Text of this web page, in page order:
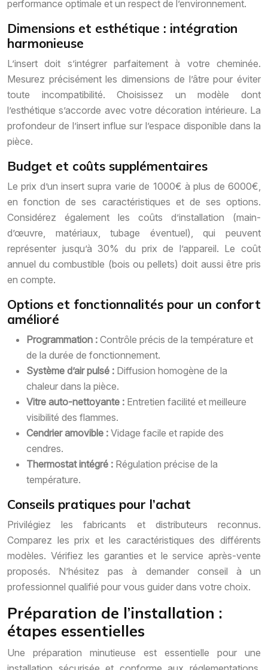
performance optimale et un respect de l’environnement.
Dimensions et esthétique : intégration
harmonieuse
L’insert doit s’intégrer parfaitement à votre cheminée.
Mesurez précisément les dimensions de l’âtre pour éviter
toute incompatibilité. Choisissez un modèle dont
l’esthétique s’accorde avec votre décoration intérieure. La
profondeur de l’insert influe sur l’espace disponible dans la
pièce.
Budget et coûts supplémentaires
Le prix d’un insert supra varie de 1000€ à plus de 6000€,
en fonction de ses caractéristiques et de ses options.
Considérez également les coûts d’installation (main-
d’œuvre, matériaux, tubage éventuel), qui peuvent
représenter jusqu’à 30% du prix de l’appareil. Le coût
annuel du combustible (bois ou pellets) doit aussi être pris
en compte.
Options et fonctionnalités pour un confort
amélioré
Programmation : Contrôle précis de la température et
de la durée de fonctionnement.
Système d’air pulsé : Diffusion homogène de la
chaleur dans la pièce.
Vitre auto-nettoyante : Entretien facilité et meilleure
visibilité des flammes.
Cendrier amovible : Vidage facile et rapide des
cendres.
Thermostat intégré : Régulation précise de la
température.
Conseils pratiques pour l’achat
Privilégiez les fabricants et distributeurs reconnus.
Comparez les prix et les caractéristiques des différents
modèles. Vérifiez les garanties et le service après-vente
proposés. N’hésitez pas à demander conseil à un
professionnel qualifié pour vous guider dans votre choix.
Préparation de l’installation :
étapes essentielles
Une préparation minutieuse est essentielle pour une